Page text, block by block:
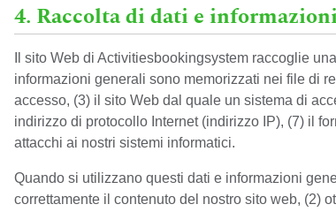
4. Raccolta di dati e
Il sito Web di Activitiesbookingsystem raccoglie
informazioni generali sono memorizzati nei file di
accesso, (3) il sito Web dal quale un sistema di
indirizzo di protocollo Internet (indirizzo IP), (7) il
attacchi ai nostri sistemi informatici.
Quando si utilizzano questi dati e informazioni
correttamente il contenuto del nostro sito web, (2)